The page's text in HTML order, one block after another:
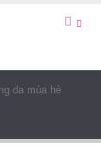
da mùa hè